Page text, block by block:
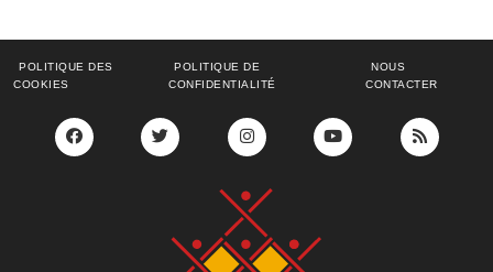
POLITIQUE DES
COOKIES
POLITIQUE DE
CONFIDENTIALITÉ
NOUS
CONTACTER